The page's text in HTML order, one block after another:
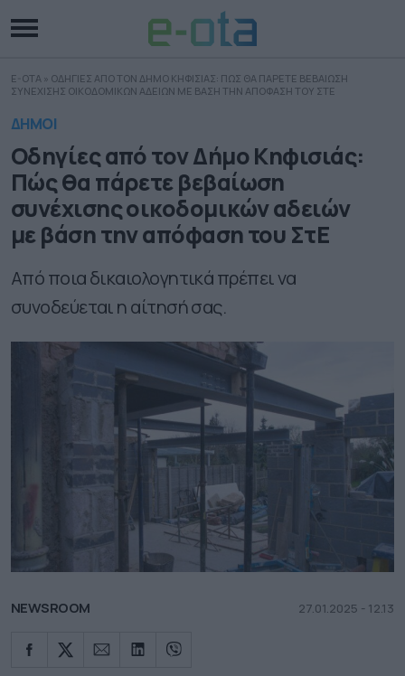
E-OTA » ΟΔΗΓΙΕΣ ΑΠΟ ΤΟΝ ΔΗΜΟ ΚΗΦΙΣΙΑΣ: ΠΩΣ ΘΑ ΠΑΡΕΤΕ ΒΕΒΑΙΩΣΗ
ΣΥΝΕΧΙΣΗΣ ΟΙΚΟΔΟΜΙΚΩΝ ΑΔΕΙΩΝ ΜΕ ΒΑΣΗ ΤΗΝ ΑΠΟΦΑΣΗ ΤΟΥ ΣΤΕ
ΔΗΜΟΙ
Οδηγίες από τον Δήμο Κηφισιάς:
Πώς θα πάρετε βεβαίωση
συνέχισης οικοδομικών αδειών
με βάση την απόφαση του ΣτΕ
Από ποια δικαιολογητικά πρέπει να
συνοδεύεται η αίτησή σας.
NEWSROOM 27.01.2025 - 12.13